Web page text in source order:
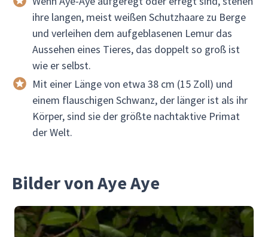
ihre langen, meist weißen Schutzhaare zu Berge
und verleihen dem aufgeblasenen Lemur das
Aussehen eines Tieres, das doppelt so groß ist
wie er selbst.
Mit einer Länge von etwa 38 cm (15 Zoll) und
einem flauschigen Schwanz, der länger ist als ihr
Körper, sind sie der größte nachtaktive Primat
der Welt.
Bilder von Aye Aye